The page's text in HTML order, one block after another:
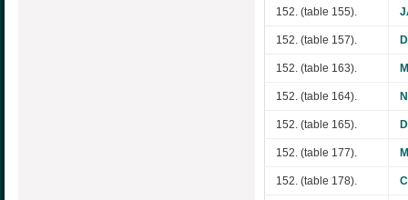
152. (table 155).
152. (table 157).
152. (table 163).
152. (table 164).
152. (table 165).
152. (table 177).
152. (table 178).